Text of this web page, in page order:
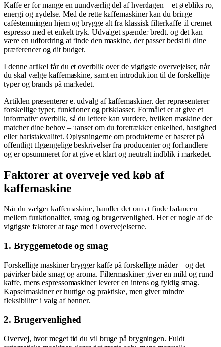
Kaffe er for mange en uundværlig del af hverdagen – et øjebliks ro,
energi og nydelse. Med de rette kaffemaskiner kan du bringe
caféstemningen hjem og brygge alt fra klassisk filterkaffe til cremet
espresso med et enkelt tryk. Udvalget spænder bredt, og det kan
være en udfordring at finde den maskine, der passer bedst til dine
præferencer og dit budget.
I denne artikel får du et overblik over de vigtigste overvejelser, når
du skal vælge kaffemaskine, samt en introduktion til de forskellige
typer og brands på markedet.
Artiklen præsenterer et udvalg af kaffemaskiner, der repræsenterer
forskellige typer, funktioner og prisklasser. Formålet er at give et
informativt overblik, så du lettere kan vurdere, hvilken maskine der
matcher dine behov – uanset om du foretrækker enkelhed, hastighed
eller baristakvalitet. Oplysningerne om produkterne er baseret på
offentligt tilgængelige beskrivelser fra producenter og forhandlere
og er opsummeret for at give et klart og neutralt indblik i markedet.
Faktorer at overveje ved køb af
kaffemaskine
Når du vælger kaffemaskine, handler det om at finde balancen
mellem funktionalitet, smag og brugervenlighed. Her er nogle af de
vigtigste faktorer at tage med i overvejelserne.
1. Bryggemetode og smag
Forskellige maskiner brygger kaffe på forskellige måder – og det
påvirker både smag og aroma. Filtermaskiner giver en mild og rund
kaffe, mens espressomaskiner leverer en intens og fyldig smag.
Kapselmaskiner er hurtige og praktiske, men giver mindre
fleksibilitet i valg af bønner.
2. Brugervenlighed
Overvej, hvor meget tid du vil bruge på brygningen. Fuldt